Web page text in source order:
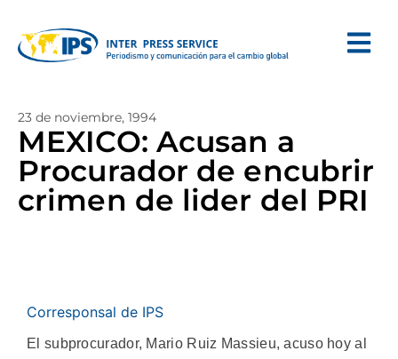
23 de noviembre, 1994
MEXICO: Acusan a
Procurador de encubrir
crimen de lider del PRI
Corresponsal de IPS
El subprocurador, Mario Ruiz Massieu, acuso hoy al